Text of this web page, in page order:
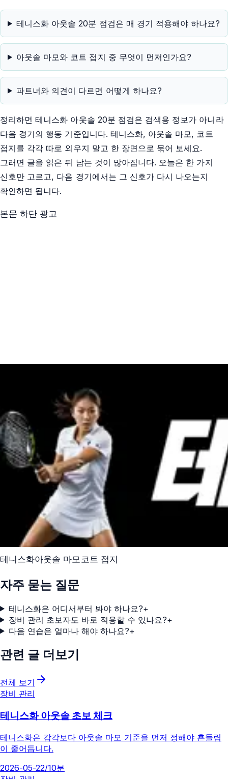
테니스화 아웃솔 20분 점검은 매 경기 적용해야 하나요?
아웃솔 마모와 코트 접지 중 무엇이 먼저인가요?
파트너와 의견이 다르면 어떻게 하나요?
정리하면 테니스화 아웃솔 20분 점검은 검색용 정보가 아니라
다음 경기의 행동 기준입니다. 테니스화, 아웃솔 마모, 코트
접지를 각각 따로 외우지 말고 한 장면으로 묶어 보세요.
그러면 글을 읽은 뒤 남는 것이 많아집니다. 오늘은 한 가지
신호만 고르고, 다음 경기에서는 그 신호가 다시 나오는지
확인하면 됩니다.
본문 하단 광고
테니스화아웃솔 마모 코트 접지
자주 묻는 질문
테니스화은 어디서부터 봐야 하나요?+
장비 관리 초보자도 바로 적용할 수 있나요?+
다음 연습은 얼마나 해야 하나요?+
관련 글 더보기
전체 보기
장비 관리
테니스화 아웃솔 초보 체크
테니스화은 감각보다 아웃솔 마모 기준을 먼저 정해야 흔들림
이 줄어듭니다.
2026-05-22/10분